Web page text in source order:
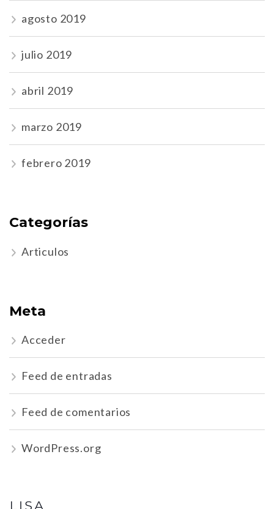
agosto 2019
julio 2019
abril 2019
marzo 2019
febrero 2019
Categorías
Articulos
Meta
Acceder
Feed de entradas
Feed de comentarios
WordPress.org